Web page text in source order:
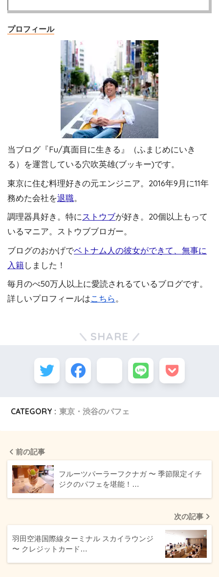
プロフィール
当ブログ『Fu/真面目に生きる』（ふまじめにいき
る）を運営している穴吹英雄(ブッキー)です。
東京に住む料理好きの元エンジニア。2016年9月に11年
務めた会社を退職。
調理器具好き。特にストウブが好き。20個以上もって
いるマニア。ストウブブロガー。
ブログのおかげでベトナム人の彼女ができて、無事に
入籍しました！
毎月のべ50万人以上に愛読されるているブログです。
詳しいプロフィールはこちら。
SHARE
CATEGORY : 東京・渋谷のパフェ
前の記事
フルーツパーラーフクナガ 〜 季節限定イチ
ジクのパフェを堪能！…
次の記事
羽田空港国際線ターミナル スカイラウンジ
〜 クレジットカード…